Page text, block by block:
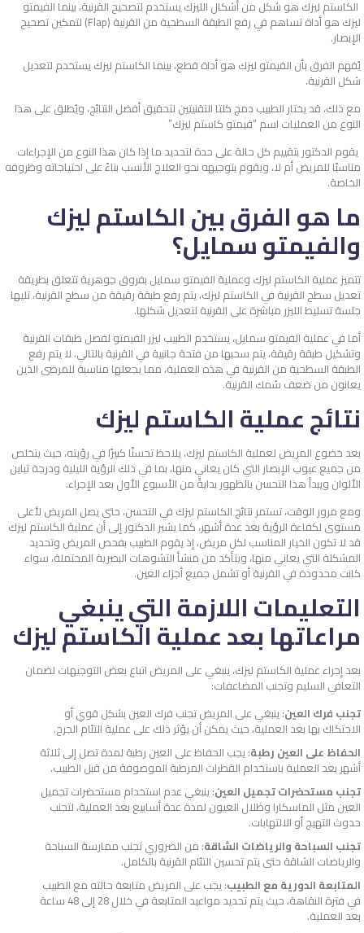
الكاستم ليزك هو شكل من أشكال الليزك يستخدم لتصحيح القرنية، بينما الفيمتو
ليزك هو أداة تساهم في رفع الطبقة السطحية من القرنية (Flap) لتمكين تصحيح
الإبصار.
يُفهم الفرق بأن الفيمتو ليزك هو أداة قطع، بينما الكاستم ليزك يستخدم لتعديل
شكل القرنية.
مع ذلك، قد يختار الطبيب دمج كلتا التقنيتين لتحقيق أفضل النتائج، ويُطلق على هذا
النوع من العمليات اسم “فيمتو كاستم ليزك”
يقوم الدكتور بتقييم كل حالة على حدة لتحديد ما إذا كان هذا النوع من الإجراءات
مناسبًا للمريض أم لا، ويقوم بتوجيهه نحو العلاج الأنسب بناءً على احتياجاته وظروفه
الخاصة.
ما هو الفرق بين الكاستم ليزك
والفيمتو سمايل؟
تتميز عملية الكاستم ليزك وعملية الفيمتو سمايل بفروق جوهرية تتعلق بطريقة
تعديل سطح القرنية في الكاستم ليزك، يتم رفع طبقة رقيقة من سطح القرنية، تليها
جلسة تسليط الليزر مباشرة على القرنية لتعديل شكلها.
أما في عملية الفيمتو سمايل، يستخدم الطبيب ليزر الفيمتو لفصل طبقات القرنية
وتشكيل طبقة رقيقة، يتم سحبها من فتحة جانبية في القرنية بالتالي، لا يتم رفع
الطبقة السطحية من القرنية في هذه العملية، مما يجعلها مناسبة للمرضى الذين
يعانون من ضعف سُمك القرنية.
نتائج عملية الكاستم ليزك
بعد خضوع المريض لعملية الكاستم ليزك، يلاحظ تحسنًا كبيرًا في رؤيته، حيث يتخلص
من جميع عيوب الإبصار التي كان يعاني منها، بما في ذلك الرؤية الليلية ودرجة تباين
الألوان ويبدأ هذا التحسن بالظهور بدايةً من الأسبوع الأول بعد الإجراء.
ومع مرور الوقت، تستمر نتائج الكاستم ليزك في التحسن، حتى يصل المريض لأعلى
مستوى لكفاءة الرؤية بعد عدة أشهر، كما يشير الدكتور إلى أن عملية الكاستم ليزك
قد لا تكون الخيار المناسب لكل مريض، إذ يقوم الطبيب بفحص المريض وتحديد
المشكلة التي يعاني منها، ويتأكد من منشأ التشوهات البصرية المحتملة، سواء
كانت محدودة في القرنية أو تشمل جميع أجزاء العين.
التعليمات اللازمة التي ينبغي
مراعاتها بعد عملية الكاستم ليزك
بعد إجراء عملية الكاستم ليزك، ينبغي على المريض اتباع بعض التوجيهات لضمان
التعافي السليم وتجنب المضاعفات:
تجنب فرك العين: ينبغي على المريض تجنب فرك العين بشكل قوي أو
الاحتكاك بها بعد العملية، حيث يمكن أن يؤثر ذلك على عملية التئام الجرح.
الحفاظ على العين رطبة: يجب الحفاظ على العين رطبة لمدة تصل إلى ثلاثة
أشهر بعد العملية باستخدام القطرات المرطبة الموصوفة من قبل الطبيب.
تجنب مستحضرات تجميل العين: ينبغي عدم استخدام مستحضرات تجميل
العين مثل الماسكارا وظلال العيون لمدة عدة أسابيع بعد العملية، لتجنب
حدوث التهيج أو الالتهابات.
تجنب السباحة والرياضات الشاقة: من الضروري تجنب ممارسة السباحة
والرياضات الشاقة حتى يتم تحسين التئام القرنية بالكامل.
المتابعة الدورية مع الطبيب: يجب على المريض متابعة حالته مع الطبيب
في فترة النقاهة، حيث يتم تحديد مواعيد المتابعة في خلال 28 إلى 48 ساعة
بعد العملية.